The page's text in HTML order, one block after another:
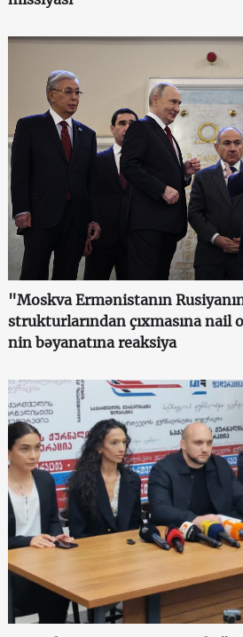
"Moskva Ermənistanın
strukturlarından çıxmasına nail
nin bəyanatına reaksiya